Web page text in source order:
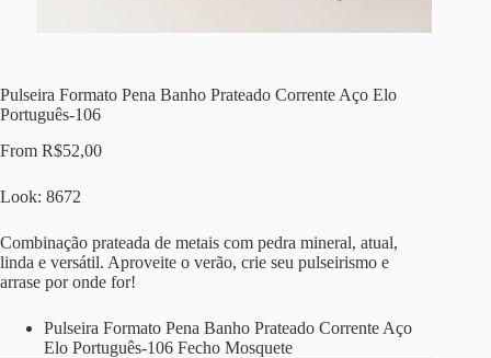
Pulseira Formato Pena Banho Prateado Corrente Aço Elo
Português-106
From R$52,00
Look: 8672
Combinação prateada de metais com pedra mineral, atual,
linda e versátil. Aproveite o verão, crie seu pulseirismo e
arrase por onde for!
Pulseira Formato Pena Banho Prateado Corrente Aço
Elo Português-106 Fecho Mosquete